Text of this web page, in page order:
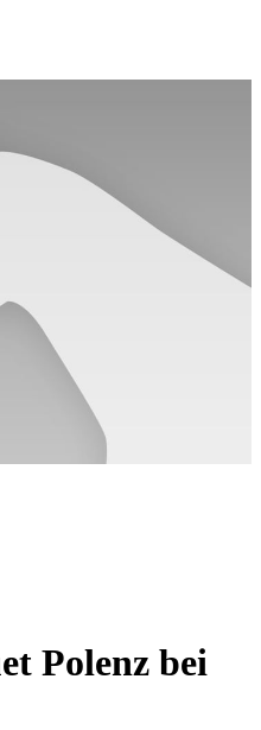
Polenz bei